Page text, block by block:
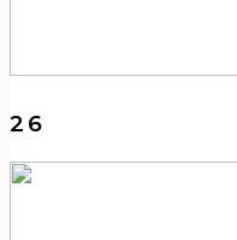
26